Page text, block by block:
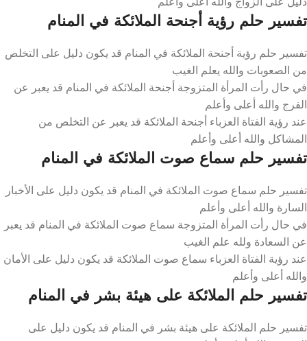
تفسير حلم رؤية أجنحة الملائكة في المنام
تفسير حلم رؤية أجنحة الملائكة في المنام قد يكون دليل على التخلص
من الصعوبات والله يعلم الغيب
في حال رأت المرأة المتزوجة أجنحة الملائكة في المنام قد يعبر عن
الفرج والله أعلى وأعلم
عند رؤية الفتاة العزباء أجنحة الملائكة قد يعبر عن التخلص من
المشاكل والله أعلى وأعلم
تفسير حلم سماع صوت الملائكة في المنام
تفسير حلم سماع صوت الملائكة في المنام قد يكون دليل على الأخبار
السارة والله أعلى وأعلم
في حال رأت المرأة المتزوجة سماع صوت الملائكة في المنام قد يعبر
عن السعادة ولله علم الغيب
عند رؤية الفتاة العزباء سماع صوت الملائكة قد يكون دليل على الأمان
والله أعلى وأعلم
تفسير حلم الملائكة على هيئة بشر في المنام
تفسير حلم الملائكة على هيئة بشر في المنام قد يكون دليل على